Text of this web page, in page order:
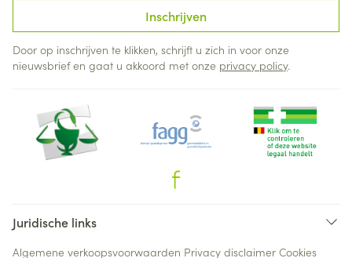
Inschrijven
Door op inschrijven te klikken, schrijft u zich in voor onze
nieuwsbrief en gaat u akkoord met onze privacy policy.
Juridische links
Algemene verkoopsvoorwaarden Privacy disclaimer Cookies